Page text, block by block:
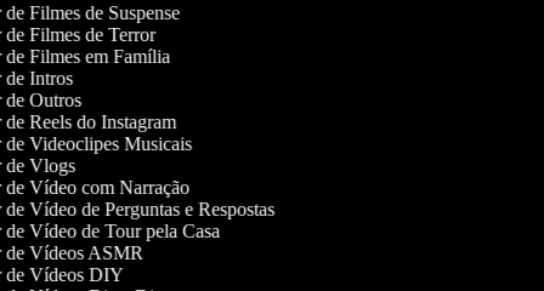
de Filmes de Suspense
de Filmes de Terror
de Filmes em Família
de Intros
de Outros
de Reels do Instagram
de Videoclipes Musicais
de Vlogs
de Vídeo com Narração
de Vídeo de Perguntas e Respostas
de Vídeo de Tour pela Casa
de Vídeos ASMR
de Vídeos DIY